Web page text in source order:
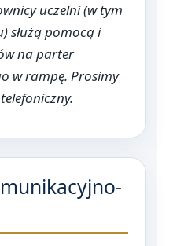
uczelni (w tym
służą pomocą i
na parter
w rampę. Prosimy